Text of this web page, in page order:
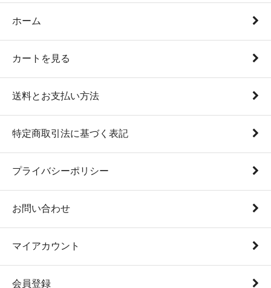
ホーム
カートを見る
送料とお支払い方法
特定商取引法に基づく表記
プライバシーポリシー
お問い合わせ
マイアカウント
会員登録